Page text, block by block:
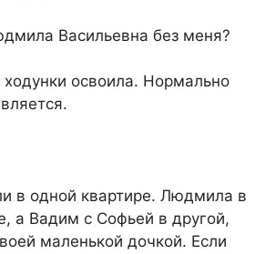
Васильевна без меня?
освоила. Нормально
в одной квартире. Людмила в
а Вадим с Софьей в другой,
маленькой дочкой. Если